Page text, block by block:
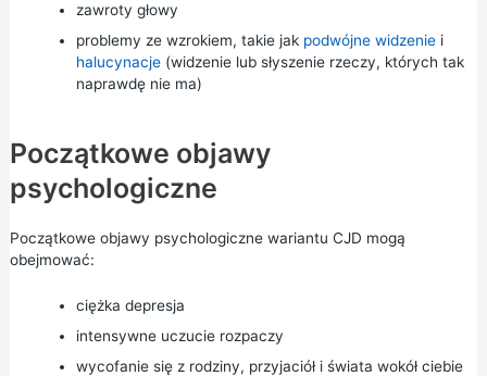
zawroty głowy
problemy ze wzrokiem, takie jak podwójne widzeniei
halucynacje(widzenie lub słyszenie rzeczy, których tak
naprawdę nie ma)
Początkowe objawy
psychologiczne
Początkowe objawy psychologiczne wariantu CJD mogą
obejmować:
ciężka depresja
intensywne uczucie rozpaczy
wycofanie się z rodziny, przyjaciół i świata wokół ciebie